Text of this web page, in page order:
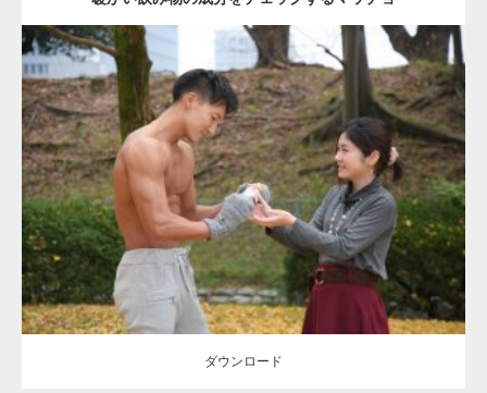
Update:2021.07.8
Category:公園のマッチョ その他 AKIHITO(細マッチョ) 上腕三頭筋
肩
ダウンロード
ダウンロード